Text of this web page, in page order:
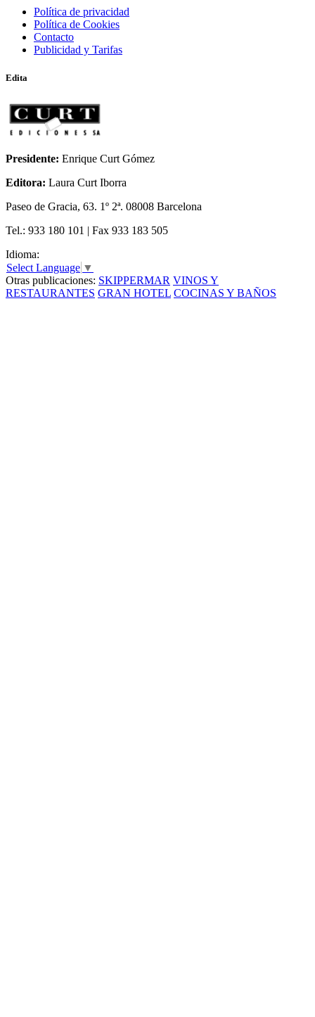
Política de privacidad
Política de Cookies
Contacto
Publicidad y Tarifas
Edita
Presidente: Enrique Curt Gómez
Editora: Laura Curt Iborra
Paseo de Gracia, 63. 1º 2ª. 08008 Barcelona
Tel.: 933 180 101 | Fax 933 183 505
Idioma:
Select Language ▼
Otras publicaciones: SKIPPERMAR VINOS Y
RESTAURANTES GRAN HOTEL COCINAS Y BAÑOS